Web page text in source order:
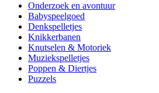
Onderzoek en avontuur
Babyspeelgoed
Denkspelletjes
Knikkerbanen
Knutselen & Motoriek
Muziekspelletjes
Poppen & Diertjes
Puzzels